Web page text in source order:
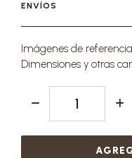
ENVÍOS
Imágenes de
Dimensiones y otras